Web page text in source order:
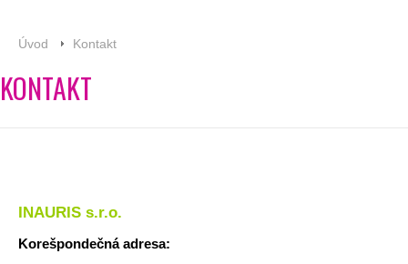
Úvod Kontakt
KONTAKT
INAURIS s.r.o.
Korešpondečná adresa: